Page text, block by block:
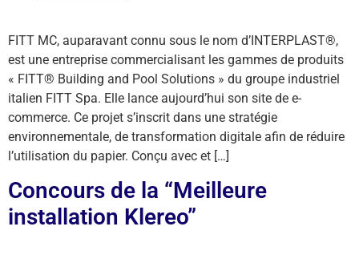
FITT MC, auparavant connu sous le nom d’INTERPLAST®,
est une entreprise commercialisant les gammes de produits
« FITT® Building and Pool Solutions » du groupe industriel
italien FITT Spa. Elle lance aujourd’hui son site de e-
commerce. Ce projet s’inscrit dans une stratégie
environnementale, de transformation digitale afin de réduire
l’utilisation du papier. Conçu avec et […]
Concours de la “Meilleure
installation Klereo”